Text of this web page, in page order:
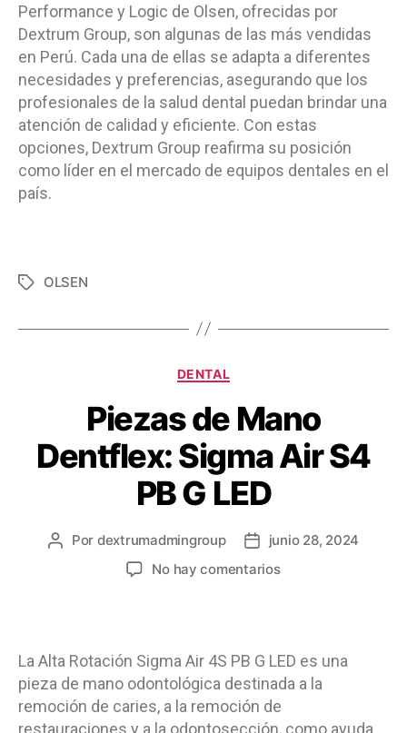
Performance y Logic de Olsen, ofrecidas por
Dextrum Group, son algunas de las más vendidas
en Perú. Cada una de ellas se adapta a diferentes
necesidades y preferencias, asegurando que los
profesionales de la salud dental puedan brindar una
atención de calidad y eficiente. Con estas
opciones, Dextrum Group reafirma su posición
como líder en el mercado de equipos dentales en el
país.
OLSEN
DENTAL
Piezas de Mano
Dentflex: Sigma Air S4
PB G LED
Por dextrumadmingroup
junio 28, 2024
No hay comentarios
La Alta Rotación Sigma Air 4S PB G LED es una
pieza de mano odontológica destinada a la
remoción de caries, a la remoción de
restauraciones y a la odontosección, como ayuda